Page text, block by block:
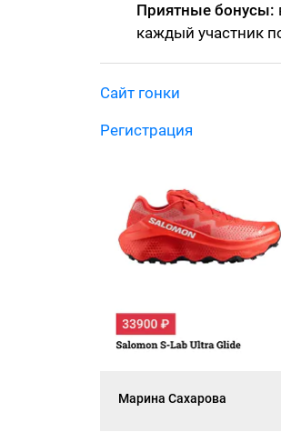
Приятные бонусы:
каждый участник
Сайт гонки
Регистрация
Марина Сахарова